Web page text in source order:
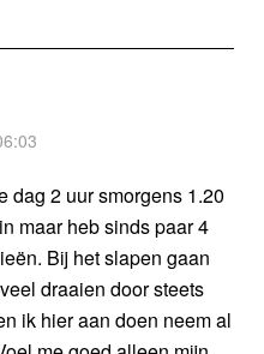
dag 2 uur smorgens 1.20
maar heb sinds paar 4
Bij het slapen gaan
draaien door steets
ik hier aan doen neem al